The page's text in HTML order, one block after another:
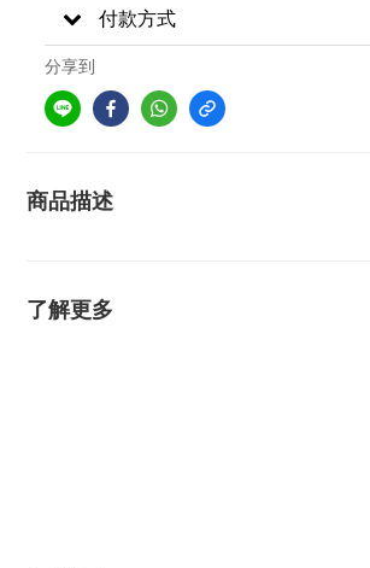
付款方式
分享到
商品描述
了解更多